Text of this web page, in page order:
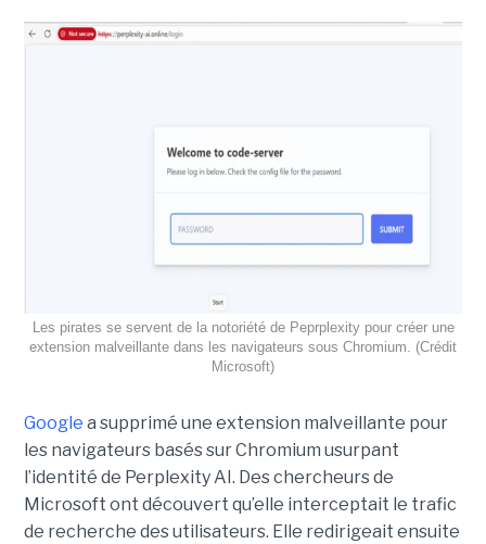
Les pirates se servent de la notoriété de Peprplexity pour créer une
extension malveillante dans les navigateurs sous Chromium. (Crédit
Microsoft)
Google a supprimé une extension malveillante pour
les navigateurs basés sur Chromium usurpant
l’identité de Perplexity AI. Des chercheurs de
Microsoft ont découvert qu’elle interceptait le trafic
de recherche des utilisateurs. Elle redirigeait ensuite